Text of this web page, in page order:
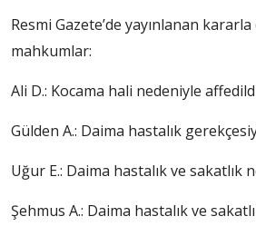
Resmi Gazete’de yayınlanan kararla
mahkumlar:
Ali D.: Kocama hali nedeniyle
Gülden A.: Daima hastalık
Uğur E.: Daima hastalık ve sakatlık
Şehmus A.: Daima hastalık ve